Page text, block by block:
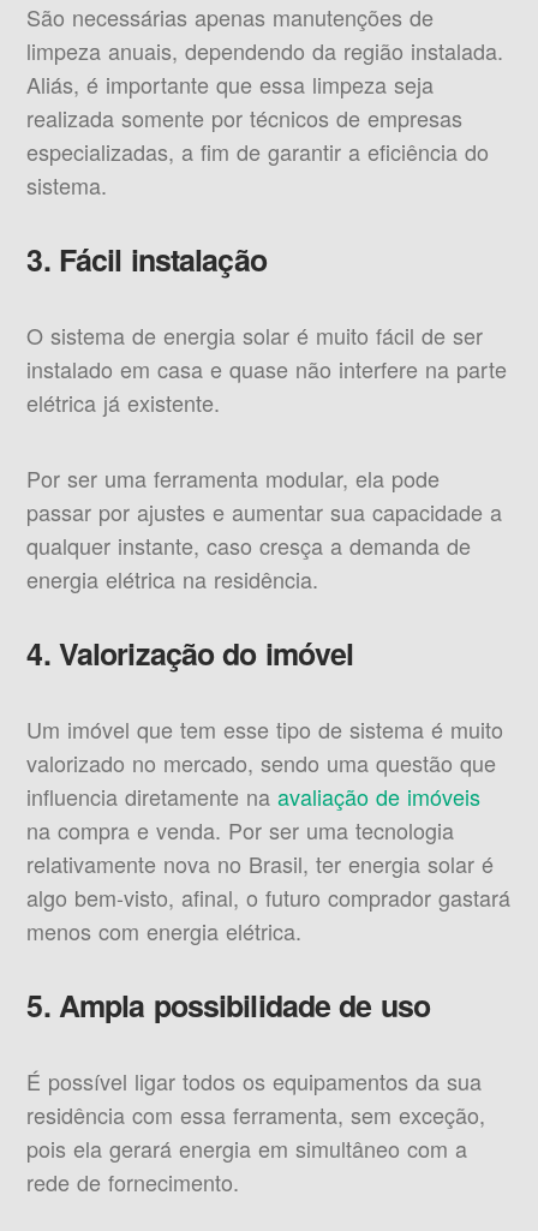
São necessárias apenas manutenções de
limpeza anuais, dependendo da região instalada.
Aliás, é importante que essa limpeza seja
realizada somente por técnicos de empresas
especializadas, a fim de garantir a eficiência do
sistema.
3. Fácil instalação
O sistema de energia solar é muito fácil de ser
instalado em casa e quase não interfere na parte
elétrica já existente.
Por ser uma ferramenta modular, ela pode
passar por ajustes e aumentar sua capacidade a
qualquer instante, caso cresça a demanda de
energia elétrica na residência.
4. Valorização do imóvel
Um imóvel que tem esse tipo de sistema é muito
valorizado no mercado, sendo uma questão que
influencia diretamente naavaliação de imóveis
na compra e venda. Por ser uma tecnologia
relativamente nova no Brasil, ter energia solar é
algo bem-visto, afinal, o futuro comprador gastará
menos com energia elétrica.
5. Ampla possibilidade de uso
É possível ligar todos os equipamentos da sua
residência com essa ferramenta, sem exceção,
pois ela gerará energia em simultâneo com a
rede de fornecimento.